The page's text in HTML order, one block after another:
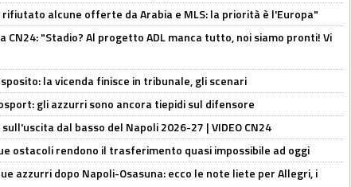
rifiutato alcune offerte da Arabia e MLS: la priorità è l'Europa"
CN24: "Stadio? Al progetto ADL manca tutto, noi siamo pronti! Vi
la vicenda finisce in tribunale, gli scenari
gli azzurri sono ancora tiepidi sul difensore
dal basso del Napoli 2026-27 | VIDEO CN24
ostacoli rendono il trasferimento quasi impossibile ad oggi
azzurri dopo Napoli-Osasuna: ecco le note liete per Allegri, i